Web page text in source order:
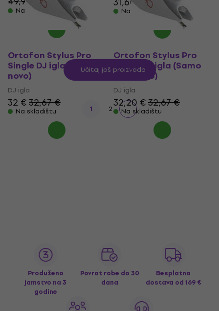
Na skladištu
Na skladištu
Ortofon Stylus Pro
Single DJ igla (Kao
novo)
DJ igla
32 €32,67 €
Na skladištu
Ortofon Stylus Pro
Single DJ igla (Samo
otvarano)
DJ igla
32,20 €32,67 €
Na skladištu
Učitaj još proizvoda
1 2
Produženo
jamstvo na 3
godine
Povrat robe do 30
dana
Besplatna
dostava od 169 €